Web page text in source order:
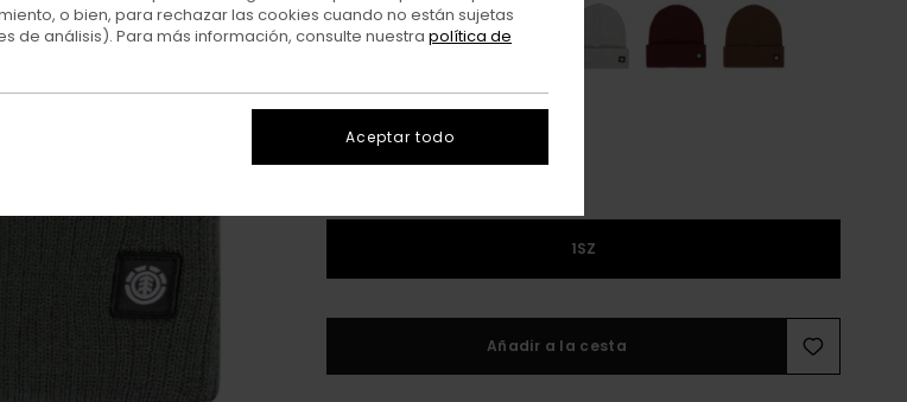
1SZ
Añadir a la cesta
o bien, para rechazar las cookies cuando no están sujetas
de análisis). Para más información, consulte nuestra política de
Aceptar todo